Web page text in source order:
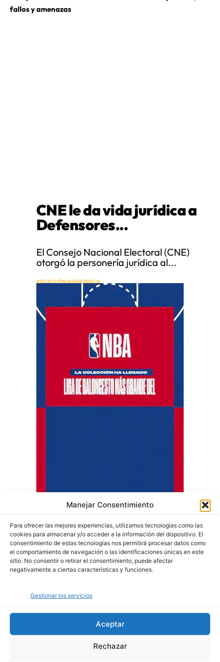
Manejar Consentimiento
Para ofrecer las mejores experiencias, utilizamos tecnologías como las
cookies para almacenar y/o acceder a la información del dispositivo. El
consentimiento de estas tecnologías nos permitirá procesar datos como
el comportamiento de navegación o las identificaciones únicas en este
sitio. No consentir o retirar el consentimiento, puede afectar
negativamente a ciertas características y funciones.
Gestionar los servicios
Aceptar
Rechazar
fallos y amenazas
CNE le da vida jurídica a
Defensores...
El Consejo Nacional Electoral (CNE)
otorgó la personería jurídica al...
REDACCIÓN AGENCIENCIA